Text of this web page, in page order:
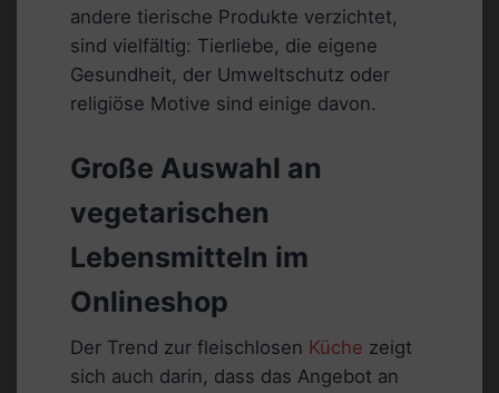
andere tierische Produkte verzichtet,
sind vielfältig: Tierliebe, die eigene
Gesundheit, der Umweltschutz oder
religiöse Motive sind einige davon.
Große Auswahl an
vegetarischen
Lebensmitteln im
Onlineshop
Der Trend zur fleischlosen Küche zeigt
sich auch darin, dass das Angebot an